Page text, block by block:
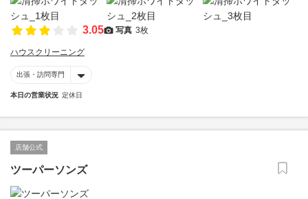
3.05 写真 3枚
ハウスクリーニング
出張・訪問専門
本日の営業状況 定休日
店舗公式
ツーパーソンズ